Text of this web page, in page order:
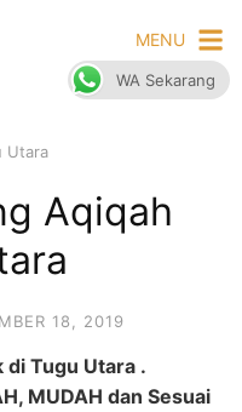
MENU
Utara
Aqiqah
18, 2019
di Tugu Utara .
MUDAH dan Sesuai
WA Sekarang